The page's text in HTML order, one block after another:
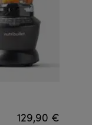
129,90 €